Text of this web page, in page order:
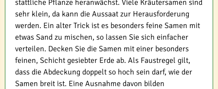
stattliche Pflanze heranwächst. Viele Kräutersamen sind
sehr klein, da kann die Aussaat zur Herausforderung
werden. Ein alter Trick ist es besonders feine Samen mit
etwas Sand zu mischen, so lassen Sie sich einfacher
verteilen. Decken Sie die Samen mit einer besonders
feinen, Schicht gesiebter Erde ab. Als Faustregel gilt,
dass die Abdeckung doppelt so hoch sein darf, wie der
Samen breit ist. Eine Ausnahme davon bilden